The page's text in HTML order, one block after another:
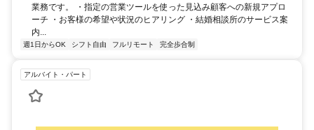
業務です。 ・指定の営業ツールを使った見込み顧客への新規アプロ
ーチ ・お客様の希望や状況のヒアリング ・結婚相談所のサービス案
内...
週1日からOK シフト自由 フルリモート 完全歩合制
アルバイト・パート